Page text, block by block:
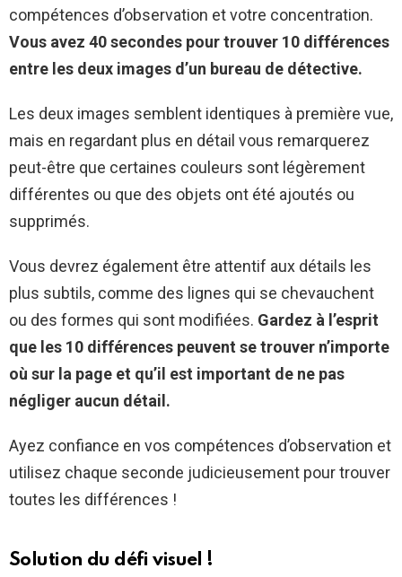
compétences d’observation et votre concentration.
Vous avez 40 secondes pour trouver 10 différences
entre les deux images d’un bureau de détective.
Les deux images semblent identiques à première vue,
mais en regardant plus en détail vous remarquerez
peut-être que certaines couleurs sont légèrement
différentes ou que des objets ont été ajoutés ou
supprimés.
Vous devrez également être attentif aux détails les
plus subtils, comme des lignes qui se chevauchent
ou des formes qui sont modifiées. Gardez à l’esprit
que les 10 différences peuvent se trouver n’importe
où sur la page et qu’il est important de ne pas
négliger aucun détail.
Ayez confiance en vos compétences d’observation et
utilisez chaque seconde judicieusement pour trouver
toutes les différences !
Solution du défi visuel !